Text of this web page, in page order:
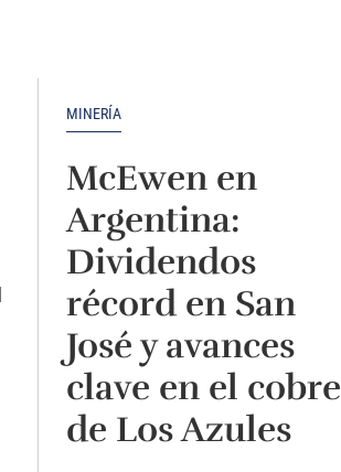
MINERÍA
McEwen en
Argentina:
Dividendos
récord en San
José y avances
clave en el cobre
de Los Azules